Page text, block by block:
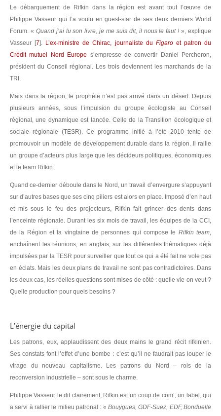
Le débarquement de Rifkin dans la région est avant tout l’œuvre de
Philippe Vasseur qui l’a voulu en guest-star de ses deux derniers World
Forum. « Quand j’ai lu son livre, je me suis dit, il nous le faut ! », explique
Vasseur [7]. L’ex-ministre de Chirac, journaliste du Figaroet patron du
Crédit mutuel Nord Europe s’empresse de convertir Daniel Percheron,
président du Conseil régional. Les trois deviennent les marchands de la
TRI.
Mais dans la région, le prophète n’est pas arrivé dans un désert. Depuis
plusieurs années, sous l’impulsion du groupe écologiste au Conseil
régional, une dynamique est lancée. Celle de la Transition écologique et
sociale régionale (TESR). Ce programme initié à l’été 2010 tente de
promouvoir un modèle de développement durable dans la région. Il rallie
un groupe d’acteurs plus large que les décideurs politiques, économiques
et le team Rifkin.
Quand ce-dernier déboule dans le Nord, un travail d’envergure s’appuyant
sur d’autres bases que ses cinq piliers est alors en place. Imposé d’en haut
et mis sous le feu des projecteurs, Rifkin fait grincer des dents dans
l’enceinte régionale. Durant les six mois de travail, les équipes de la CCI,
de la Région et la vingtaine de personnes qui compose le Rifkin team,
enchaînent les réunions, en anglais, sur les différentes thématiques déjà
impulsées par la TESR pour surveiller que tout ce qui a été fait ne vole pas
en éclats. Mais les deux plans de travail ne sont pas contradictoires. Dans
les deux cas, les réelles questions sont mises de côté : quelle vie on veut ?
Quelle production pour quels besoins ?
L’énergie du capital
Les patrons, eux, applaudissent des deux mains le grand récit rifkinien.
Ses constats font l’effet d’une bombe : c’est qu’il ne faudrait pas louper le
virage du nouveau capitalisme. Les patrons du Nord – rois de la
reconversion industrielle – sont sous le charme.
Philippe Vasseur le dit clairement, Rifkin est un coup de com’, un label, qui
a servi à rallier le milieu patronal : « Bouygues, GDF-Suez, EDF, Bonduelle